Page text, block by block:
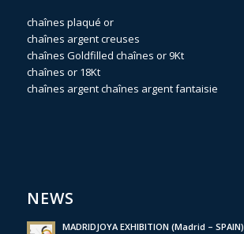
chaînes plaqué or
chaînes argent creuses
chaînes Goldfilled chaînes or 9Kt
chaînes or 18Kt
chaînes argentchaînes argent fantaisie
NEWS
MADRIDJOYA EXHIBITION (Madrid – SPAIN)